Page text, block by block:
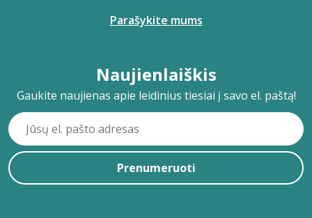
Parašykite mums
Naujienlaiškis
Gaukite naujienas apie leidinius tiesiai į savo el. paštą!
Prenumeruoti